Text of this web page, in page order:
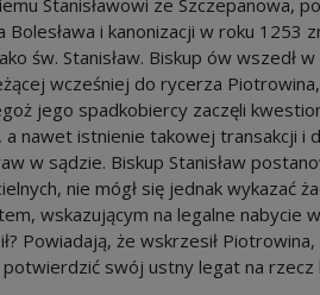
Bolesława i kanonizacji w roku 1253
św. Stanisław. Biskup ów wszedł
wcześniej do rycerza
jego spadkobiercy zaczęli
a nawet istnienie takowej transakcji i
w sądzie. Biskup Stanisław
nie mógł się jednak wykazać
wskazującym na legalne nabycie
Powiadają, że wskrzesił
potwierdzić swój ustny legat na rzecz